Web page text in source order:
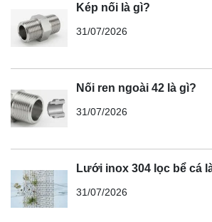
Kép nối là gì?
31/07/2026
Nối ren ngoài 42 là gì?
31/07/2026
Lưới inox 304 lọc bể cá
31/07/2026